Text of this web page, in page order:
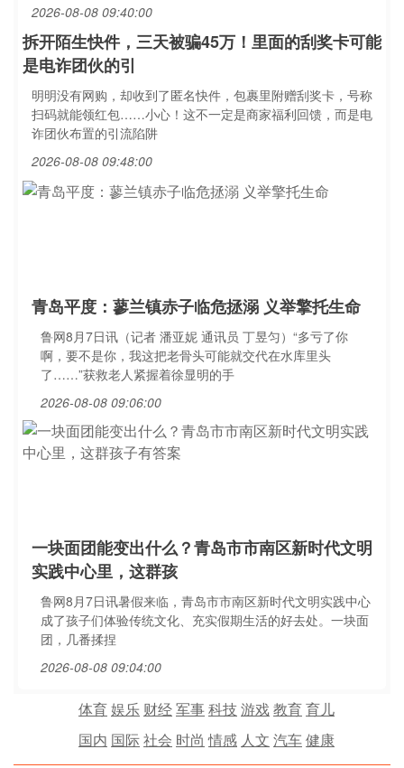
2026-08-08 09:40:00
拆开陌生快件，三天被骗45万！里面的刮奖卡可能
是电诈团伙的引
明明没有网购，却收到了匿名快件，包裹里附赠刮奖卡，号称
扫码就能领红包……小心！这不一定是商家福利回馈，而是电
诈团伙布置的引流陷阱
2026-08-08 09:48:00
青岛平度：蓼兰镇赤子临危拯溺 义举擎托生命
鲁网8月7日讯（记者 潘亚妮 通讯员 丁昱匀）“多亏了你
啊，要不是你，我这把老骨头可能就交代在水库里头
了……”获救老人紧握着徐显明的手
2026-08-08 09:06:00
一块面团能变出什么？青岛市市南区新时代文明
实践中心里，这群孩
鲁网8月7日讯暑假来临，青岛市市南区新时代文明实践中心
成了孩子们体验传统文化、充实假期生活的好去处。一块面
团，几番揉捏
2026-08-08 09:04:00
体育娱乐 财经军事科技游戏教育育儿
国内 国际社会 时尚 情感 人文 汽车健康